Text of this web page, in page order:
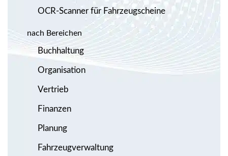
OCR-Scanner für Fahrzeugscheine
nach Bereichen
Buchhaltung
Organisation
Vertrieb
Finanzen
Planung
Fahrzeugverwaltung